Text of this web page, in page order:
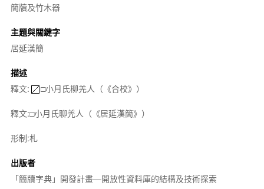
簡牘及竹木器
主題與關鍵字
居延漢簡
描述
釋文:
□小月氏柳羌人（《合校》）
釋文:□小月氏聊羌人（《居延漢簡》）
形制:札
出版者
「簡牘字典」開發計畫—開放性資料庫的結構及技術探索